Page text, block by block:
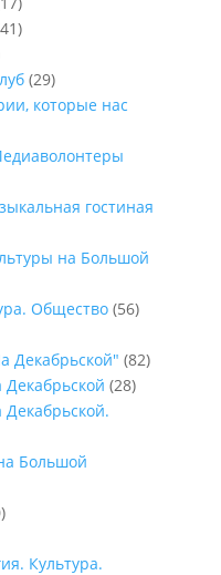
(29)
которые нас
гостиная
на Большой
Общество(56)
Декабрьской" (82)
Декабрьской (28)
Декабрьской.
Большой
Культура.